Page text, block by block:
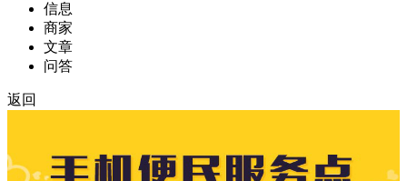
信息
商家
文章
问答
返回